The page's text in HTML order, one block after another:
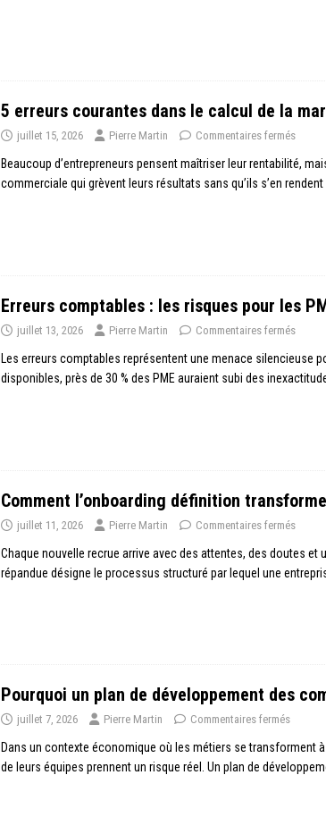
5 erreurs courantes dans le calcul de la
juillet 15, 2026 Pierre Martin Commentaires fermés
Beaucoup d’entrepreneurs pensent maîtriser leur rentabilité,
commerciale qui grèvent leurs résultats sans qu’ils s’en
Erreurs comptables : les risques pour les
juillet 13, 2026 Pierre Martin Commentaires fermés
Les erreurs comptables représentent une menace silencieuse
disponibles, près de 30 % des PME auraient subi des
Comment l’onboarding définition
juillet 11, 2026 Pierre Martin Commentaires fermés
Chaque nouvelle recrue arrive avec des attentes, des doutes et
répandue désigne le processus structuré par lequel une
Pourquoi un plan de développement des
juillet 7, 2026 Pierre Martin Commentaires fermés
Dans un contexte économique où les métiers se transforment
de leurs équipes prennent un risque réel. Un plan de